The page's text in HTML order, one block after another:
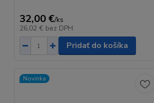
32,00 €/ks
26,02 € bez DPH
Pridať do košíka
Novinka